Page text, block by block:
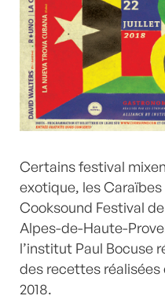
Certains festival
exotique, les Caraïbes
Cooksound Festival
Alpes-de-Haute-
l’institut Paul Bocuse
des recettes réalisées
2018.